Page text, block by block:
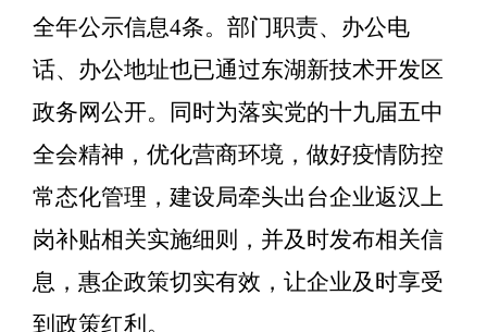
全年公示信息4条。部门职责、办公电
话、办公地址也已通过东湖新技术开发区
政务网公开。同时为落实党的十九届五中
全会精神，优化营商环境，做好疫情防控
常态化管理，建设局牵头出台企业返汉上
岗补贴相关实施细则，并及时发布相关信
息，惠企政策切实有效，让企业及时享受
到政策红利。